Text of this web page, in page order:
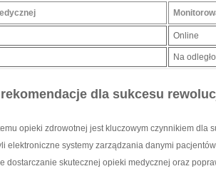
Online
Na
dla sukcesu
opieki ‌zdrowotnej jest kluczowym czynnikiem​ dla
elektroniczne ⁤systemy zarządzania danymi
dostarczanie⁣ skutecznej opieki medycznej oraz